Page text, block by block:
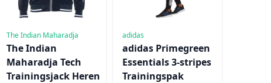
The Indian Maharadja
The Indian
Maharadja Tech
Trainingsjack Heren
adidas
adidas Primegreen
Essentials 3-stripes
Trainingspak